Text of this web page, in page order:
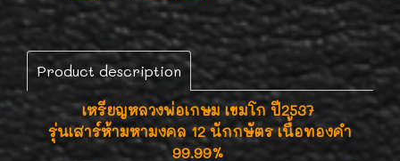
Product description
เหรียญหลวงพ่อเกษม เขมโก ปี2537
รุ่นเสาร์ห้ามหามงคล 12 นักกษัตร เนื้อทองคำ
99.99%